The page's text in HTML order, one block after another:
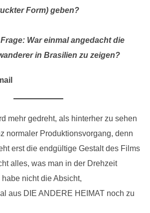
Form) geben?
War einmal angedacht die
in Brasilien zu zeigen?
mehr gedreht, als hinterher zu sehen
normaler Produktionsvorgang, denn
erst die endgültige Gestalt des Films
alles, was man in der Drehzeit
nicht die Absicht,
aus DIE ANDERE HEIMAT noch zu